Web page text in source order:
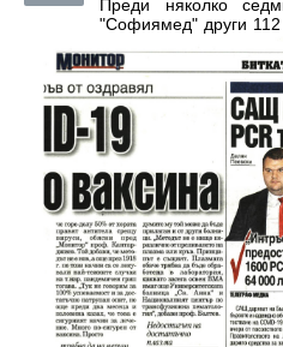
Преди няколко
"Софиямед" други